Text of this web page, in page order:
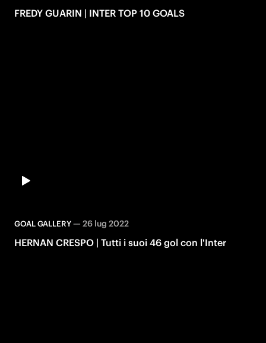
FREDY GUARIN | INTER TOP 10 GOALS
GOAL GALLERY— 26 lug 2022
HERNAN CRESPO | Tutti i suoi 46 gol con l'Inter